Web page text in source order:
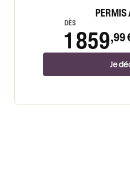
PERMIS
DÈS
1 859,99
Je